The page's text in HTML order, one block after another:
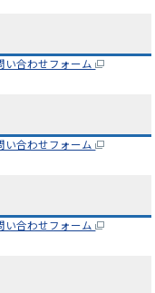
い合わせフォーム
い合わせフォーム
い合わせフォーム